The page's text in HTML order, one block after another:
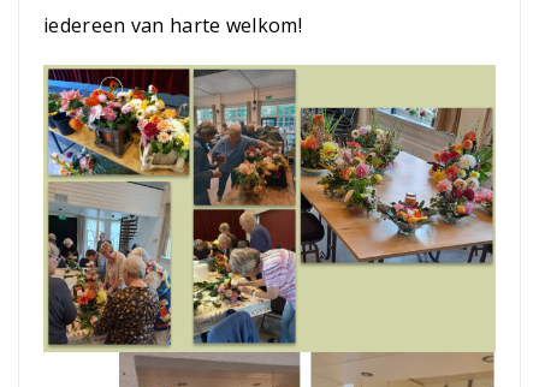
iedereen van harte welkom!